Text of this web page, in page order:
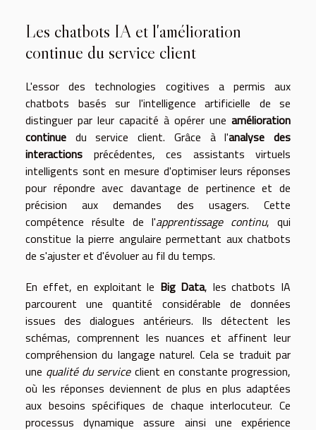
Les chatbots IA et l'amélioration
continue du service client
L'essor des technologies cogitives a permis aux
chatbots basés sur l'intelligence artificielle de se
distinguer par leur capacité à opérer une amélioration
continue du service client. Grâce à l'analyse des
interactions précédentes, ces assistants virtuels
intelligents sont en mesure d'optimiser leurs réponses
pour répondre avec davantage de pertinence et de
précision aux demandes des usagers. Cette
compétence résulte de l'apprentissage continu, qui
constitue la pierre angulaire permettant aux chatbots
de s'ajuster et d'évoluer au fil du temps.
En effet, en exploitant le Big Data, les chatbots IA
parcourent une quantité considérable de données
issues des dialogues antérieurs. Ils détectent les
schémas, comprennent les nuances et affinent leur
compréhension du langage naturel. Cela se traduit par
une qualité du serviceclient en constante progression,
où les réponses deviennent de plus en plus adaptées
aux besoins spécifiques de chaque interlocuteur. Ce
processus dynamique assure ainsi une expérience